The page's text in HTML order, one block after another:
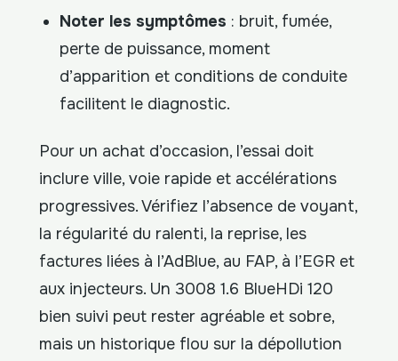
Noter les symptômes : bruit, fumée,
perte de puissance, moment
d’apparition et conditions de conduite
facilitent le diagnostic.
Pour un achat d’occasion, l’essai doit
inclure ville, voie rapide et accélérations
progressives. Vérifiez l’absence de voyant,
la régularité du ralenti, la reprise, les
factures liées à l’AdBlue, au FAP, à l’EGR et
aux injecteurs. Un 3008 1.6 BlueHDi 120
bien suivi peut rester agréable et sobre,
mais un historique flou sur la dépollution